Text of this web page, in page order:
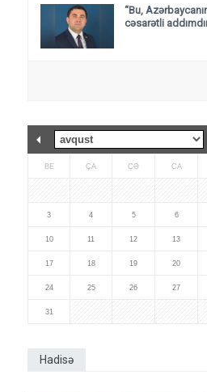
“Bu,
cəsarətli
BE ÇA ÇƏ CA
3 4 5 6
10 11 12 13
17 18 19 20
24 25 26 27
31
Hadisə